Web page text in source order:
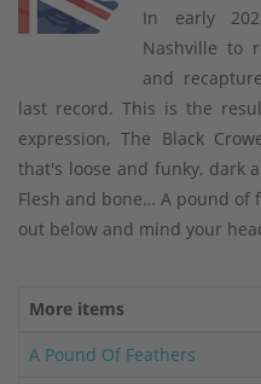
In early
Nashville to
and
last record. This is the
expression, The Black
that's loose and funky, dark
Flesh and bone… A pound of
out below and mind your
More items
A Pound Of Feathers